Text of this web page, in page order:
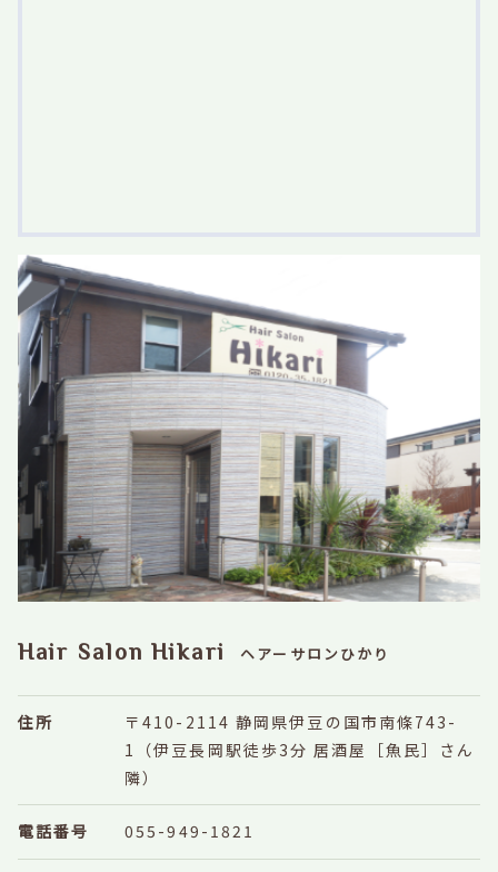
Hair Salon Hikari ヘアーサロンひかり
住所
〒410-2114 静岡県伊豆の国市南條743-
1
（伊豆長岡駅徒歩3分 居酒屋［魚民］さん
隣）
電話番号 055-949-1821